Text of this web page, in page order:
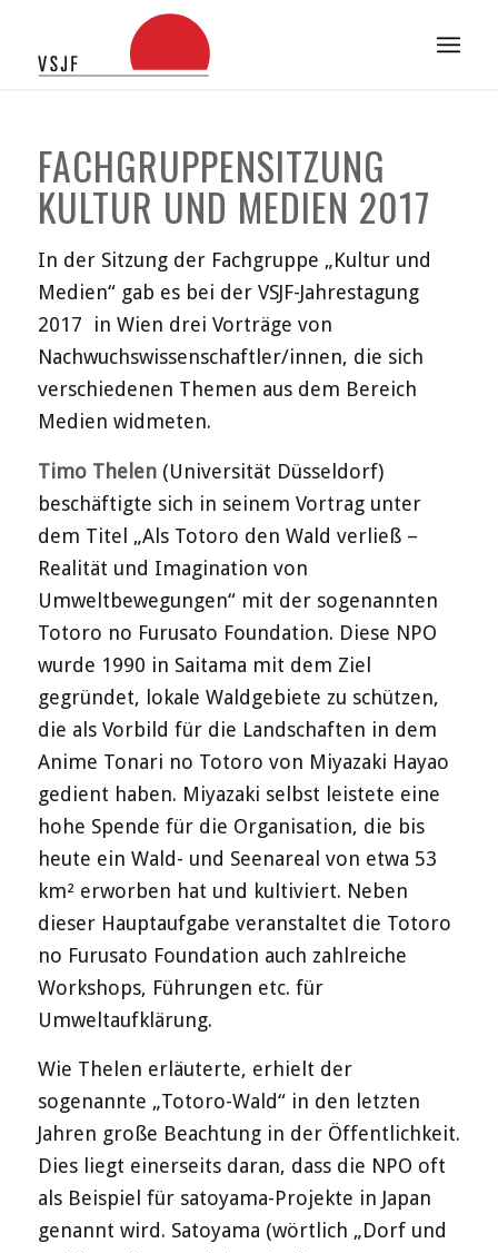
FACHGRUPPENSITZUNG
KULTUR UND MEDIEN 2017
In der Sitzung der Fachgruppe „Kultur und
Medien“ gab es bei der VSJF-Jahrestagung
2017 in Wien drei Vorträge von
Nachwuchswissenschaftler/innen, die sich
verschiedenen Themen aus dem Bereich
Medien widmeten.
Timo Thelen(Universität Düsseldorf)
beschäftigte sich in seinem Vortrag unter
dem Titel „Als Totoro den Wald verließ –
Realität und Imagination von
Umweltbewegungen“ mit der sogenannten
Totoro no Furusato Foundation. Diese NPO
wurde 1990 in Saitama mit dem Ziel
gegründet, lokale Waldgebiete zu schützen,
die als Vorbild für die Landschaften in dem
Anime Tonari no Totoro von Miyazaki Hayao
gedient haben. Miyazaki selbst leistete eine
hohe Spende für die Organisation, die bis
heute ein Wald- und Seenareal von etwa 53
km² erworben hat und kultiviert. Neben
dieser Hauptaufgabe veranstaltet die Totoro
no Furusato Foundation auch zahlreiche
Workshops, Führungen etc. für
Umweltaufklärung.
Wie Thelen erläuterte, erhielt der
sogenannte „Totoro-Wald“ in den letzten
Jahren große Beachtung in der Öffentlichkeit.
Dies liegt einerseits daran, dass die NPO oft
als Beispiel für satoyama-Projekte in Japan
genannt wird. Satoyama (wörtlich „Dorf und